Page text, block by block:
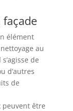
élément
au
de
d’autres
de
peuvent être